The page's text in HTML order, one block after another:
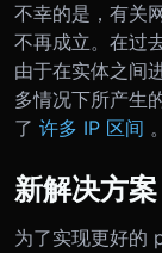
不幸的是，有关
不再成立。在过
由于在实体之间
多情况下所产生
了 许多 IP 区间 。
新解决方
为了实现更好的